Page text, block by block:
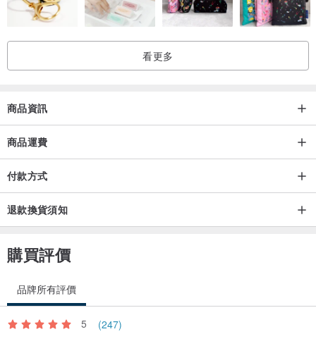
收到產品後若發現品質問題，請於簽收起72小時內聯繫設計師為你解
看更多
商品資訊
商品運費
付款方式
退款換貨須知
購買評價
品牌所有評價
5 (247)